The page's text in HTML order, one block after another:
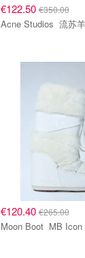
€122.50€350.00
Acne
€120.40€265.00
Moon Boot